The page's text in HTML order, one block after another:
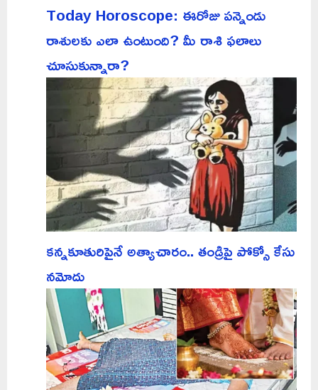
Today Horoscope: ఈరోజు పన్నెండు
రాశులకు ఎలా ఉంటుంది? మీ రాశి ఫలాలు
చూసుకున్నారా?
కన్నకూతురిపైనే అత్యాచారం.. తండ్రిపై పోక్సో కేసు
నమోదు